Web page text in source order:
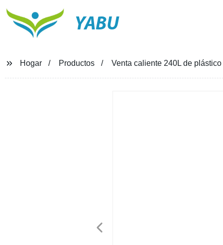
YABU
Hogar Productos Venta caliente 240L de